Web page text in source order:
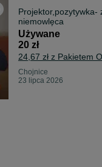
Projektor,pozytywka- zabawka
niemowlęca
Używane
20 zł
24,67 zł z Pakietem
Chojnice
23 lipca 2026